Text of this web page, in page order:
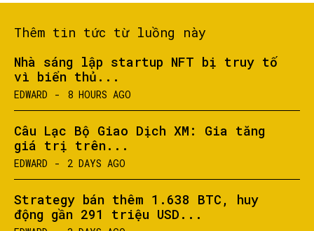
Thêm tin tức từ luồng này
Nhà sáng lập startup NFT bị truy tố
vì biển thủ...
EDWARD - 8 HOURS AGO
Câu Lạc Bộ Giao Dịch XM: Gia tăng
giá trị trên...
EDWARD - 2 DAYS AGO
Strategy bán thêm 1.638 BTC, huy
động gần 291 triệu USD...